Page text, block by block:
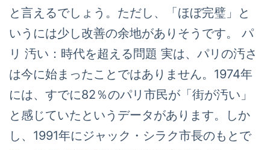
と言えるでしょう。ただし、「ほぼ完璧」と
いうには少し改善の余地がありそうです。 パ
リ 汚い：時代を超える問題 実は、パリの汚さ
は今に始まったことではありません。1974年
には、すでに82％のパリ市民が「街が汚い」
と感じていたというデータがあります。しか
し、1991年にジャック・シラク市長のもとで